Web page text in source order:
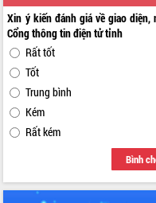
Xin ý kiến đánh giá về giao
Cổng thông tin điện tử tỉnh
Rất tốt
Tốt
Trung bình
Kém
Rất kém
Bình